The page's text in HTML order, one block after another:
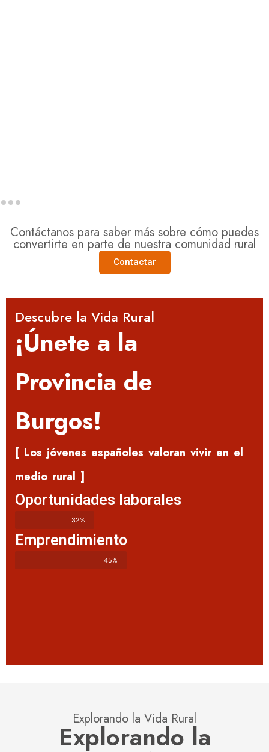
Contáctanos para saber más sobre cómo puedes
convertirte en parte de nuestra comunidad rural
Contactar
Descubre la Vida Rural
¡Únete a la
Provincia de
Burgos!
[ Los jóvenes españoles valoran vivir en el
medio rural ]
Oportunidades laborales
32%
Emprendimiento
45%
Explorando la Vida Rural
Explorando la